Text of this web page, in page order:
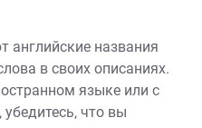
английские названия
в своих описаниях.
языке или с
что вы